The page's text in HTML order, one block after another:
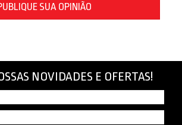
SUA OPINIÃO
NOVIDADES E OFERTAS!